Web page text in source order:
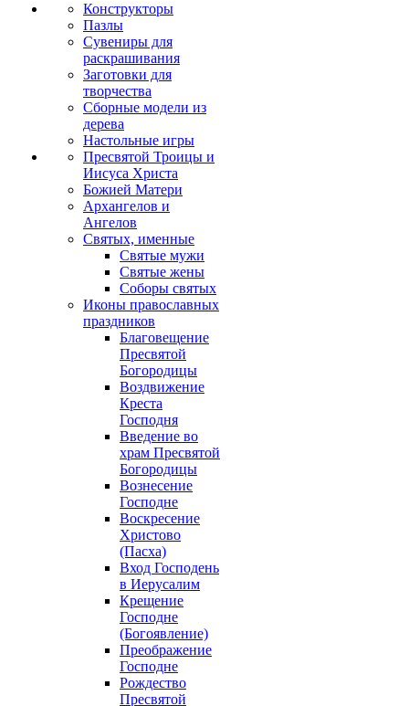
Конструкторы
Пазлы
Сувениры для
раскрашивания
Заготовки для
творчества
Сборные модели из
дерева
Настольные игры
Пресвятой Троицы и
Иисуса Христа
Божией Матери
Архангелов и
Ангелов
Святых, именные
Святые мужи
Святые жены
Соборы святых
Иконы православных
праздников
Благовещение
Пресвятой
Богородицы
Воздвижение
Креста
Господня
Введение во
храм Пресвятой
Богородицы
Вознесение
Господне
Воскресение
Христово
(Пасха)
Вход Господень
в Иерусалим
Крещение
Господне
(Богоявление)
Преображение
Господне
Рождество
Пресвятой